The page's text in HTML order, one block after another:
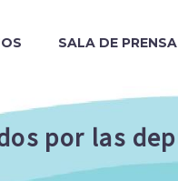
SALA DE PRENSA
por las